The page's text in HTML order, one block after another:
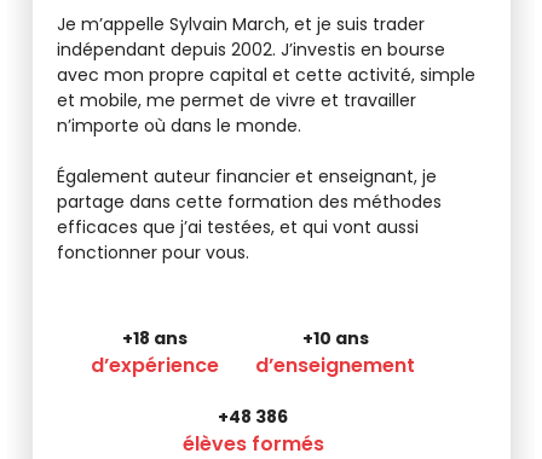
Je m’appelle Sylvain March, et je suis trader
indépendant depuis 2002. J’investis en bourse
avec mon propre capital et cette activité, simple
et mobile, me permet de vivre et travailler
n’importe où dans le monde.
Également auteur financier et enseignant, je
partage dans cette formation des méthodes
efficaces que j’ai testées, et qui vont aussi
fonctionner pour vous.
+18 ans
d’expérience
+10 ans
d’enseignement
+48 386
élèves formés